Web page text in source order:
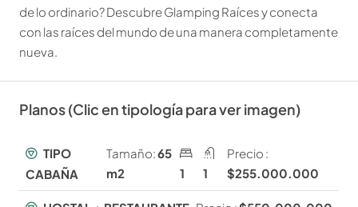
de lo ordinario? Descubre Glamping Raíces y conecta
con las raíces del mundo de una manera completamente
nueva.
Planos (Clic en tipología para ver imagen)
TIPO
CABAÑA
Tamaño:65
m2
1 1
Precio :
$255.000.000